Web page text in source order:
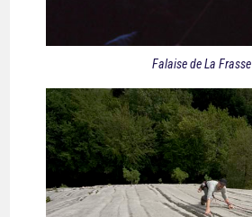
Falaise de La Frasse